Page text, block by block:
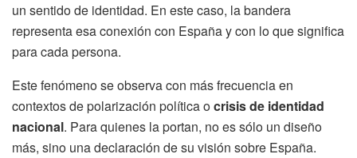
un sentido de identidad. En este caso, la bandera
representa esa conexión con España y con lo que significa
para cada persona.
Este fenómeno se observa con más frecuencia en
contextos de polarización política ocrisis de identidad
nacional. Para quienes la portan, no es sólo un diseño
más, sino una declaración de su visión sobre España.